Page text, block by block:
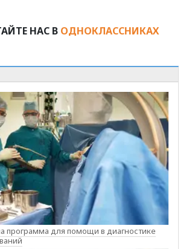
НАС В ОДНОКЛАССНИКАХ
программа для помощи в диагностике